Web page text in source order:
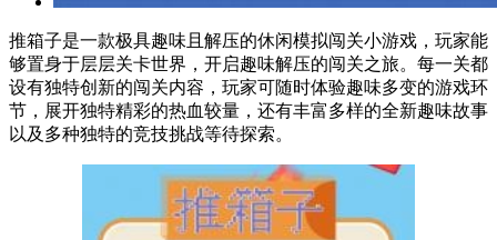
推箱子是一款极具趣味且解压的休闲模拟闯关小游戏，玩家能
够置身于层层关卡世界，开启趣味解压的闯关之旅。每一关都
设有独特创新的闯关内容，玩家可随时体验趣味多变的游戏环
节，展开独特精彩的热血较量，还有丰富多样的全新趣味故事
以及多种独特的竞技挑战等待探索。